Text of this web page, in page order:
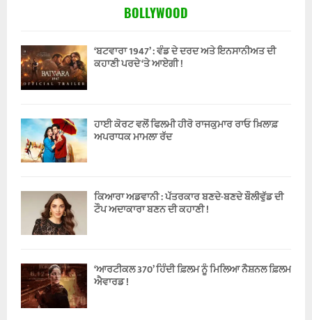
BOLLYWOOD
‘ਬਟਵਾਰਾ 1947’ : ਵੰਡ ਦੇ ਦਰਦ ਅਤੇ ਇਨਸਾਨੀਅਤ ਦੀ
ਕਹਾਣੀ ਪਰਦੇ ‘ਤੇ ਆਏਗੀ !
ਹਾਈ ਕੋਰਟ ਵਲੋਂ ਫਿਲਮੀ ਹੀਰੋ ਰਾਜਕੁਮਾਰ ਰਾਓ ਖ਼ਿਲਾਫ਼
ਅਪਰਾਧਕ ਮਾਮਲਾ ਰੱਦ
ਕਿਆਰਾ ਅਡਵਾਨੀ : ਪੱਤਰਕਾਰ ਬਣਦੇ-ਬਣਦੇ ਬੌਲੀਵੁੱਡ ਦੀ
ਟੌਪ ਅਦਾਕਾਰਾ ਬਣਨ ਦੀ ਕਹਾਣੀ !
‘ਆਰਟੀਕਲ 370’ ਹਿੰਦੀ ਫ਼ਿਲਮ ਨੂੰ ਮਿਲਿਆ ਨੈਸ਼ਨਲ ਫ਼ਿਲਮ
ਐਵਾਰਡ !